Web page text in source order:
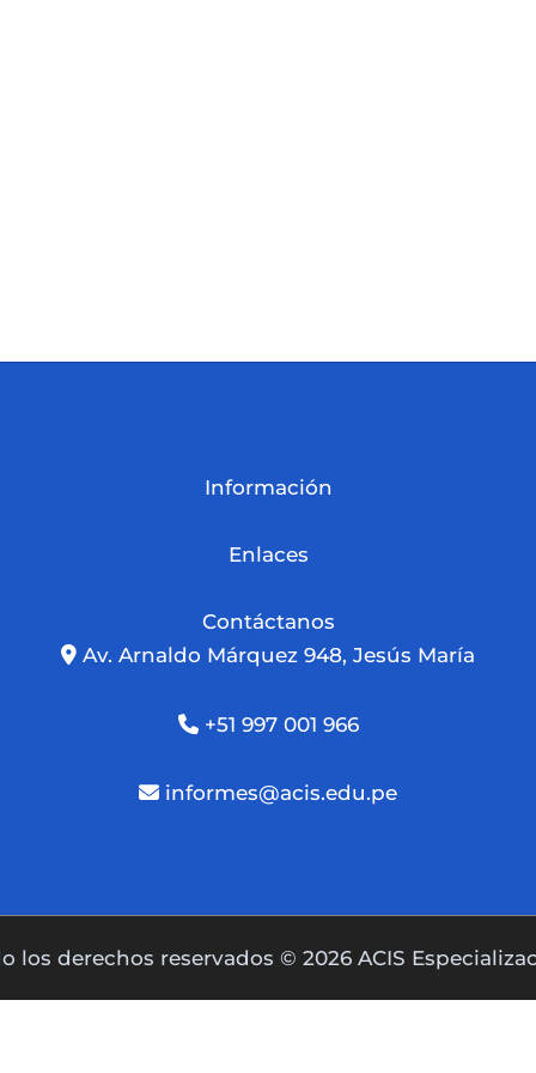
Información
Enlaces
Contáctanos
Av. Arnaldo Márquez 948, Jesús María
+51 997 001 966
informes@acis.edu.pe
los derechos reservados © 2026 ACIS